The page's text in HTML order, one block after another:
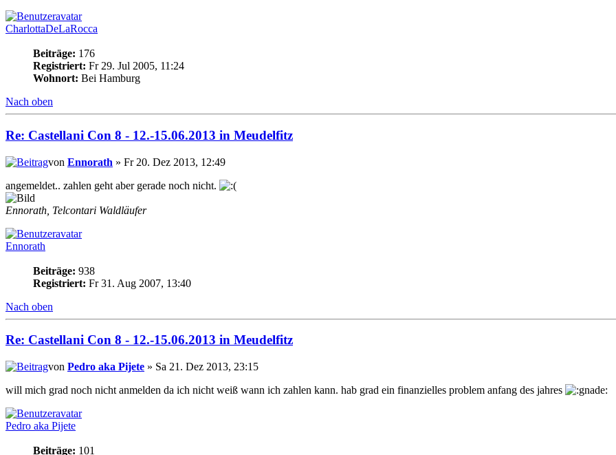
CharlottaDeLaRocca
Beiträge: 176
Registriert: Fr 29. Jul 2005, 11:24
Wohnort: Bei Hamburg
Nach oben
Re: Castellani Con 8 - 12.-15.06.2013 in Meudelfitz
von Ennorath » Fr 20. Dez 2013, 12:49
angemeldet.. zahlen geht aber gerade noch nicht.
Ennorath, Telcontari Waldläufer
Ennorath
Beiträge: 938
Registriert: Fr 31. Aug 2007, 13:40
Nach oben
Re: Castellani Con 8 - 12.-15.06.2013 in Meudelfitz
von Pedro aka Pijete » Sa 21. Dez 2013, 23:15
will mich grad noch nicht anmelden da ich nicht weiß wann ich zahlen kann. hab grad ein finanzielles problem anfang des jahres
Pedro aka Pijete
Beiträge: 101